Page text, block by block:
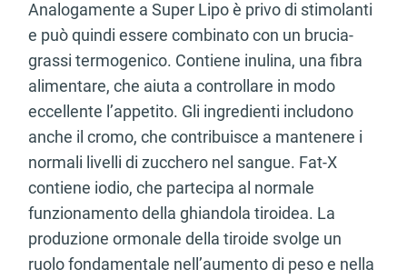
Analogamente a Super Lipo è privo di stimolanti
e può quindi essere combinato con un brucia-
grassi termogenico. Contiene inulina, una fibra
alimentare, che aiuta a controllare in modo
eccellente l’appetito. Gli ingredienti includono
anche il cromo, che contribuisce a mantenere i
normali livelli di zucchero nel sangue. Fat-X
contiene iodio, che partecipa al normale
funzionamento della ghiandola tiroidea. La
produzione ormonale della tiroide svolge un
ruolo fondamentale nell’aumento di peso e nella